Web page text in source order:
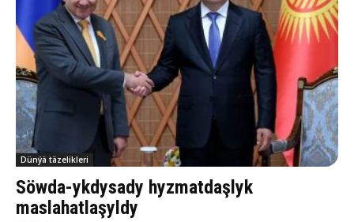
Dünýä täzelikleri
Söwda-ykdysady hyzmatdaşlyk
maslahatlaşyldy